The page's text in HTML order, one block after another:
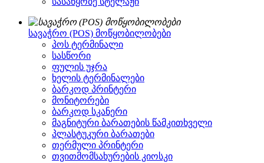
სავაჭრო (POS) მოწყობილობები
პოს ტერმინალი
სასწორი
ფულის უჯრა
ხელის ტერმინალები
ბარკოდ პრინტერი
მონიტორები
ბარკოდ სკანერი
მაგნიტური ბარათების წამკითხველი
პლასტუკური ბარათები
თერმული პრინტერი
თვითმომსახურების კიოსკი